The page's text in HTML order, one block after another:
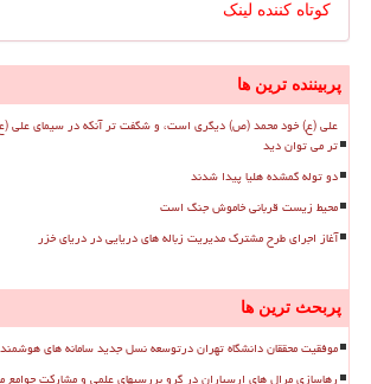
کوتاه کننده لینک
پربیننده ترین ها
علی (ع) خود محمد (ص) دیگری است، و شگفت تر آنکه در سیمای علی
تر می توان دید
دو توله گمشده هلیا پیدا شدند
محیط زیست قربانی خاموش جنگ است
آغاز اجرای طرح مشترک مدیریت زباله های دریایی در دریای خزر
پربحث ترین ها
موفقیت محققان دانشگاه تهران درتوسعه نسل جدید سامانه های هوشمند